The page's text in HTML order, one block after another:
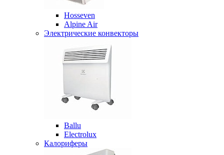
Hosseven
Alpine Air
Электрические конвекторы
Ballu
Electrolux
Калориферы